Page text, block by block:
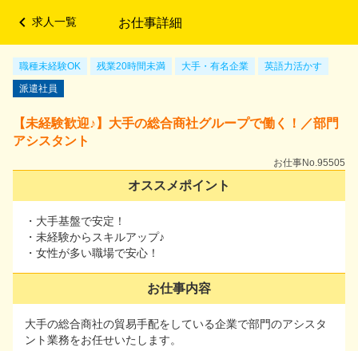
職種未経験OK 残業20時間未満 大手・有名企業
英語力活かす
派遣社員
【未経験歓迎♪】大手の総合商社グループで働く！／部
門アシスタント
お仕事No.95505
オススメポイント
・大手基盤で安定！
・未経験からスキルアップ♪
・女性が多い職場で安心！
お仕事内容
大手の総合商社の貿易手配をしている企業で部門のアシス
タント業務をお任せいたします。
求人一覧 お仕事詳細
職種未経験OK 残業20時間未満 大手・有名企業
英語力活かす
派遣社員
【未経験歓迎♪】大手の総合商社グループで働く！／部門
アシスタント
お仕事No.95505
オススメポイント
・大手基盤で安定！
・未経験からスキルアップ♪
・女性が多い職場で安心！
お仕事内容
大手の総合商社の貿易手配をしている企業で部門のアシスタ
ント業務をお任せいたします。